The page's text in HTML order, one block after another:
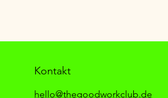
Kontakt
hello@thegoodworkclub.de